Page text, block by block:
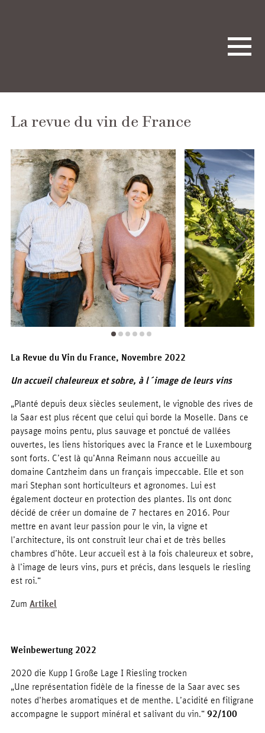
La revue du vin de France
La Revue du Vin du France, Novembre 2022
Un accueil chaleureux et sobre, à l´image de leurs vins
„Planté depuis deux siècles seulement, le vignoble des rives de
la Saar est plus récent que celui qui borde la Moselle. Dans ce
paysage moins pentu, plus sauvage et ponctué de vallées
ouvertes, les liens historiques avec la France et le Luxembourg
sont forts. C’est là qu’Anna Reimann nous accueille au
domaine Cantzheim dans un français impeccable. Elle et son
mari Stephan sont horticulteurs et agronomes. Lui est
également docteur en protection des plantes. Ils ont donc
décidé de créer un domaine de 7 hectares en 2016. Pour
mettre en avant leur passion pour le vin, la vigne et
l’architecture, ils ont construit leur chai et de très belles
chambres d’hôte. Leur accueil est à la fois chaleureux et sobre,
à l’image de leurs vins, purs et précis, dans lesquels le riesling
est roi.“
Zum Artikel
Weinbewertung 2022
2020 die Kupp I Große Lage I Riesling trocken
„Une représentation fidèle de la finesse de la Saar avec ses
notes d’herbes aromatiques et de menthe. L’acidité en filigrane
accompagne le support minéral et salivant du vin.“ 92/100